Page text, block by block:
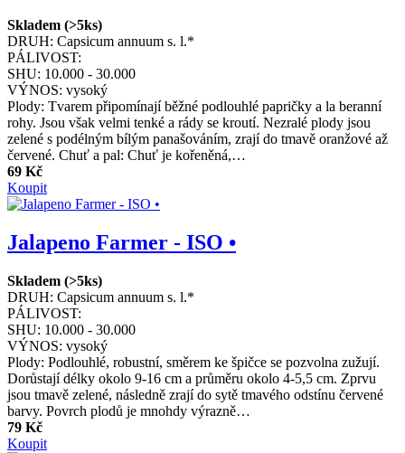
Skladem (>5ks)
DRUH: Capsicum annuum s. l.*
PÁLIVOST:
SHU: 10.000 - 30.000
VÝNOS: vysoký
Plody: Tvarem připomínají běžné podlouhlé papričky a la beranní
rohy. Jsou však velmi tenké a rády se kroutí. Nezralé plody jsou
zelené s podélným bílým panašováním, zrají do tmavě oranžové až
červené. Chuť a pal: Chuť je kořeněná,…
69 Kč
Koupit
Jalapeno Farmer - ISO •
Skladem (>5ks)
DRUH: Capsicum annuum s. l.*
PÁLIVOST:
SHU: 10.000 - 30.000
VÝNOS: vysoký
Plody: Podlouhlé, robustní, směrem ke špičce se pozvolna zužují.
Dorůstají délky okolo 9-16 cm a průměru okolo 4-5,5 cm. Zprvu
jsou tmavě zelené, následně zrají do sytě tmavého odstínu červené
barvy. Povrch plodů je mnohdy výrazně…
79 Kč
Koupit